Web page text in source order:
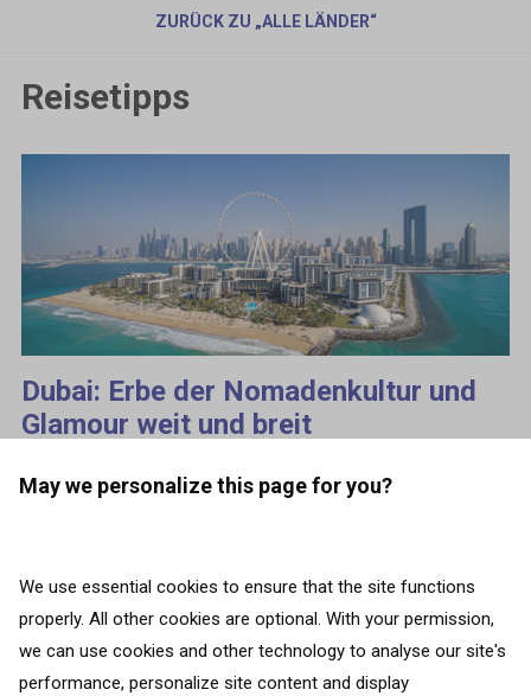
May we personalize this page for you?
We use essential cookies to ensure that the site functions
properly. All other cookies are optional. With your permission,
we can use cookies and other technology to analyse our site's
performance, personalize site content and display
ZURÜCK ZU „ALLE LÄNDER“
Reisetipps
Dubai: Erbe der Nomadenkultur und
Glamour weit und breit
Metropole gereist, um herauszufinden, was dort in
dieser...